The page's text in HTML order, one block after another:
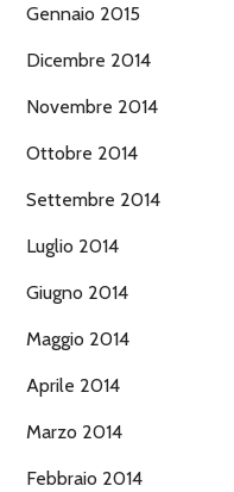
Gennaio 2015
Dicembre 2014
Novembre 2014
Ottobre 2014
Settembre 2014
Luglio 2014
Giugno 2014
Maggio 2014
Aprile 2014
Marzo 2014
Febbraio 2014